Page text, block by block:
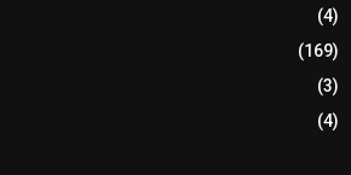
(4)
(169)
(3)
(4)